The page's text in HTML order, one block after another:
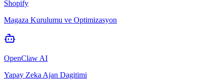
Shopify
Magaza Kurulumu ve Optimizasyon
OpenClaw AI
Yapay Zeka Ajan Dagitimi